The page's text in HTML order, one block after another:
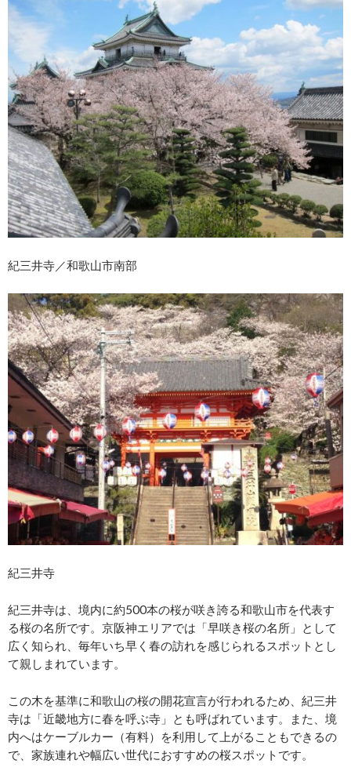
紀三井寺／和歌山市南部
紀三井寺
紀三井寺は、境内に約500本の桜が咲き誇る和歌山市を代表す
る桜の名所です。京阪神エリアでは「早咲き桜の名所」として
広く知られ、毎年いち早く春の訪れを感じられるスポットとし
て親しまれています。
この木を基準に和歌山の桜の開花宣言が行われるため、紀三井
寺は「近畿地方に春を呼ぶ寺」とも呼ばれています。また、境
内へはケーブルカー（有料）を利用して上がることもできるの
で、家族連れや幅広い世代におすすめの桜スポットです。